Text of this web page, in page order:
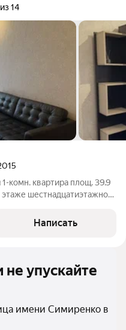
14
комн. квартира площ. 39.9
шестнадцатиэтажного
дом 37 к1. Дом
Написать
не упускайте
имени Симиренко в